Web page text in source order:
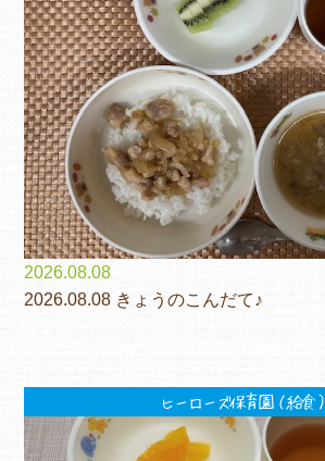
2026.08.08
2026.08.08 きょうのこんだて♪
ヒーローズ保育園（給食）